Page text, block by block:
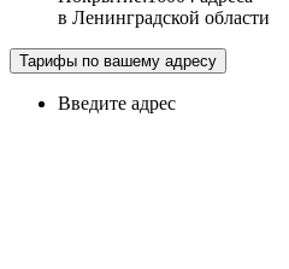
в Ленинградской области
Тарифы по вашему адресу
Введите адрес